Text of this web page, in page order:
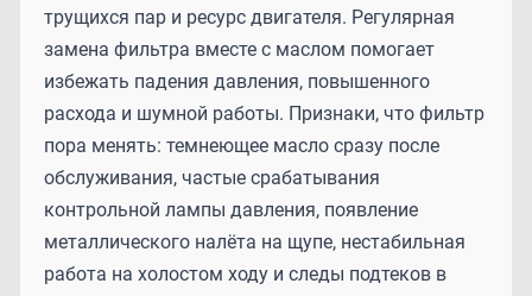
трущихся пар и ресурс двигателя. Регулярная
замена фильтра вместе с маслом помогает
избежать падения давления, повышенного
расхода и шумной работы. Признаки, что фильтр
пора менять: темнеющее масло сразу после
обслуживания, частые срабатывания
контрольной лампы давления, появление
металлического налёта на щупе, нестабильная
работа на холостом ходу и следы подтеков в